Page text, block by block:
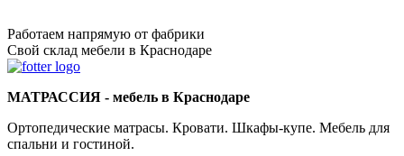
Работаем напрямую от фабрики
Свой склад мебели в Краснодаре
МАТРАССИЯ - мебель в Краснодаре
Ортопедические матрасы. Кровати. Шкафы-купе. Мебель для
спальни и гостиной.